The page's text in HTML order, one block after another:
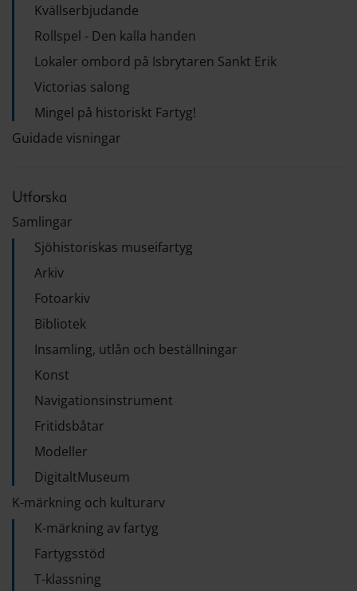
Kvällserbjudande
Rollspel - Den kalla handen
Lokaler ombord på Isbrytaren Sankt Erik
Victorias salong
Mingel på historiskt Fartyg!
Guidade visningar
Utforska
Samlingar
Sjöhistoriskas museifartyg
Arkiv
Fotoarkiv
Bibliotek
Insamling, utlån och beställningar
Konst
Navigationsinstrument
Fritidsbåtar
Modeller
DigitaltMuseum
K-märkning och kulturarv
K-märkning av fartyg
Fartygsstöd
T-klassning